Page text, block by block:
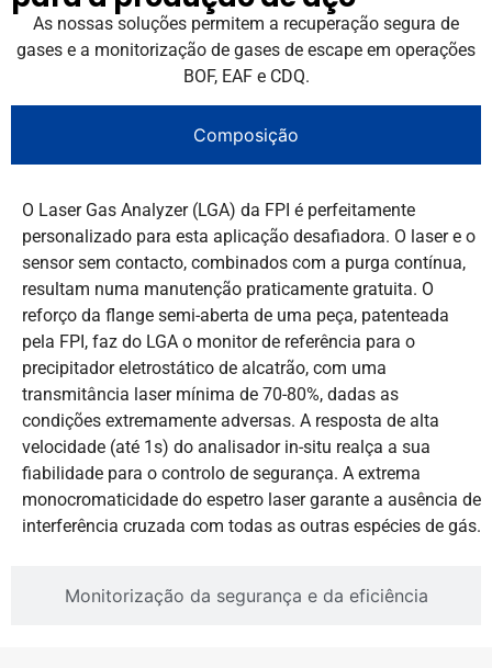
As nossas soluções permitem a recuperação segura de
gases e a monitorização de gases de escape em operações
BOF, EAF e CDQ.
Composição
Monitorização da segurança e da eficiência
O Laser Gas Analyzer (LGA) da FPI é perfeitamente
personalizado para esta aplicação desafiadora. O laser e o
sensor sem contacto, combinados com a purga contínua,
resultam numa manutenção praticamente gratuita. O
reforço da flange semi-aberta de uma peça, patenteada
pela FPI, faz do LGA o monitor de referência para o
precipitador eletrostático de alcatrão, com uma
transmitância laser mínima de 70-80%, dadas as
condições extremamente adversas. A resposta de alta
velocidade (até 1s) do analisador in-situ realça a sua
fiabilidade para o controlo de segurança. A extrema
monocromaticidade do espetro laser garante a ausência de
interferência cruzada com todas as outras espécies de gás.